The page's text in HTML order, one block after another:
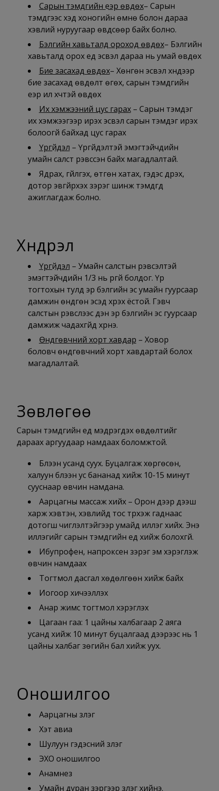
Сарын тэмдгийн үеэр өвдөх– Сарын
тэмдгээс хэд хоногийн өмнө болон дараа
хэвлий нуруугаар өвдсөөр байх болно.
Бэлгийн хавьталд ороход өвдөх– Бэлгийн
хавьталд орох үед эсвэл дараа нь умай өвдөх
Бие засахад өвдөх– Хөнгөн эсвэл хүндээр
бие засахад өвдөлт өгөх, сарын тэмдгийн
үеэр илүү хүчтэй өвдөх
Их хэмжээний цус гарах– Сарын тэмдэг
их хэмжээгээр ирэх эсвэл сарын тэмдэг ирэх
болоогүй байхад цус гарах
Үргүйдэл – Үргүйдэлтэй эмэгтэйчүүдийн
умайн салст үрэвссэн байх магадлалтай.
Ядрах, гүйлгэх, өтгөн хатах, гэдэс дүүрэх,
дотор эвгүйрхэх зэрэг шинж тэмдгүүд
ажиглагдаж болно.
Хүндрэл
Үргүйдэл – Умайн салстын үрэвсэлтэй
эмэгтэйчүүдийн 1/3 нь үргүй болдог. Үр
тогтохын тулд эр бэлгийн эс умайн гуурсаар
дамжин өндгөн эсэд хүрэх ёстой. Гэвч
салстын үрэвслээс үүдэн эр бэлгийн эс гуурсаар
дамжиж чадахгүйд хүрнэ.
Өндгөвчний хорт хавдар – Ховор
боловч өндгөвчний хорт хавдартай болох
магадлалтай.
Зөвлөгөө
Сарын тэмдгийн үед мэдрэгдэх өвдөлтийг
дараах аргуудаар намдаах боломжтой.
Бүлээн усанд суух. Буцалгаж хөргөсөн,
халуун бүлээн ус бананад хийж 10-15 минут
сууснаар өвчин намдана.
Аарцагны массаж хийх – Орон дээр дээш
харж хэвтэн, хэвлийд тос түрхэж гаднаас
дотогш чиглэлтэйгээр умайд иллэг хийх. Энэ
иллэгийг сарын тэмдгийн үед хийж болохгүй.
Ибупрофен, напроксен зэрэг эм хэрэглэж
өвчин намдаах
Тогтмол дасгал хөдөлгөөн хийж байх
Иогоор хичээллэх
Анар жимс тогтмол хэрэглэх
Цагаан гаа: 1 цайны халбагаар 2 аяга
усанд хийж 10 минут буцалгаад дээрээс нь 1
цайны халбаг зөгийн бал хийж уух.
Оношилгоо
Аарцагны үзлэг
Хэт авиа
Шулуун гэдэсний үзлэг
ЭХО оношилгоо
Анамнез
Умайн дуран зэргээр үзлэг хийнэ.